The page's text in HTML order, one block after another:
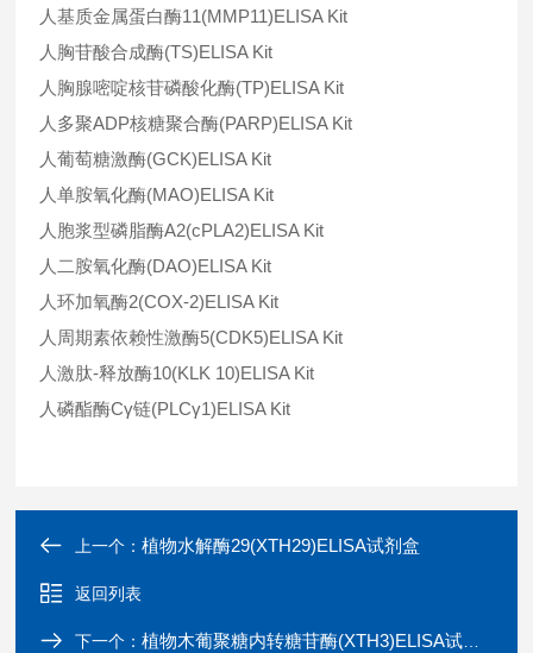
人基质金属蛋白酶11(MMP11)ELISA Kit
人胸苷酸合成酶(TS)ELISA Kit
人胸腺嘧啶核苷磷酸化酶(TP)ELISA Kit
人多聚ADP核糖聚合酶(PARP)ELISA Kit
人葡萄糖激酶(GCK)ELISA Kit
人单胺氧化酶(MAO)ELISA Kit
人胞浆型磷脂酶A2(cPLA2)ELISA Kit
人二胺氧化酶(DAO)ELISA Kit
人环加氧酶2(COX-2)ELISA Kit
人周期素依赖性激酶5(CDK5)ELISA Kit
人激肽-释放酶10(KLK 10)ELISA Kit
人磷酯酶Cγ链(PLCγ1)ELISA Kit
上一个：植物水解酶29(XTH29)ELISA试剂盒
返回列表
下一个：植物木葡聚糖内转糖苷酶(XTH3)ELISA试剂盒